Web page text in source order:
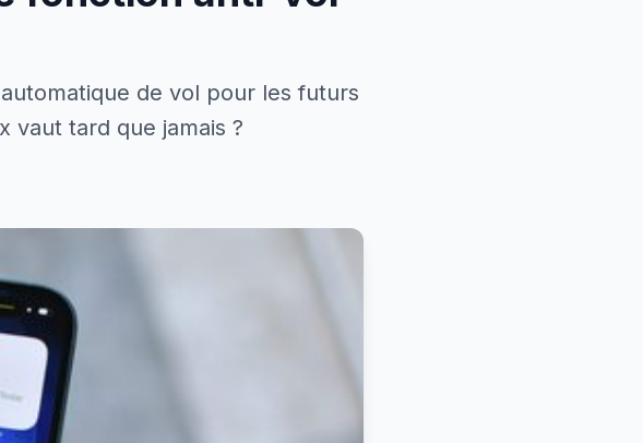
de vol pour les futurs
vaut tard que jamais ?